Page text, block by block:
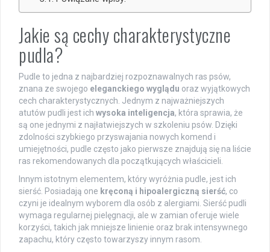
Jakie są cechy charakterystyczne
pudla?
Pudle to jedna z najbardziej rozpoznawalnych ras psów,
znana ze swojego eleganckiego wyglądu oraz wyjątkowych
cech charakterystycznych. Jednym z najważniejszych
atutów pudli jest ich wysoka inteligencja, która sprawia, że
są one jednymi z najłatwiejszych w szkoleniu psów. Dzięki
zdolności szybkiego przyswajania nowych komend i
umiejętności, pudle często jako pierwsze znajdują się na liście
ras rekomendowanych dla początkujących właścicieli.
Innym istotnym elementem, który wyróżnia pudle, jest ich
sierść. Posiadają one kręconą i hipoalergiczną sierść, co
czyni je idealnym wyborem dla osób z alergiami. Sierść pudli
wymaga regularnej pielęgnacji, ale w zamian oferuje wiele
korzyści, takich jak mniejsze linienie oraz brak intensywnego
zapachu, który często towarzyszy innym rasom.